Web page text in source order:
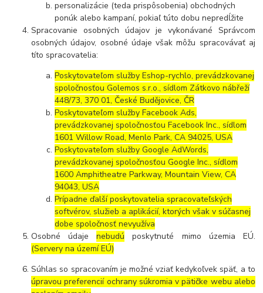
personalizácie (teda prispôsobenia) obchodných
ponúk alebo kampaní, pokiaľ túto dobu nepredĺžite
Spracovanie osobných údajov je vykonávané Správcom
osobných údajov, osobné údaje však môžu spracovávať aj
títo spracovatelia:
Poskytovateľom služby Eshop-rychlo, prevádzkovanej
spoločnosťou Golemos s.r.o., sídlom Zátkovo nábřeží
448/73, 370 01, České Budějovice, ČR
Poskytovateľom služby Facebook Ads,
prevádzkovanej spoločnosťou Facebook Inc., sídlom
1601 Willow Road, Menlo Park, CA 94025, USA
Poskytovateľom služby Google AdWords,
prevádzkovanej spoločnosťou Google Inc., sídlom
1600 Amphitheatre Parkway, Mountain View, CA
94043, USA
Prípadne ďalší poskytovatelia spracovateľských
softvérov, služieb a aplikácií, ktorých však v súčasnej
dobe spoločnosť nevyužíva
Osobné údajenebudú poskytnuté mimo územia EÚ.
(Servery na území EÚ)
Súhlas so spracovaním je možné vziať kedykoľvek späť, a to
úpravou preferencií ochrany súkromia v pätičke webu alebo